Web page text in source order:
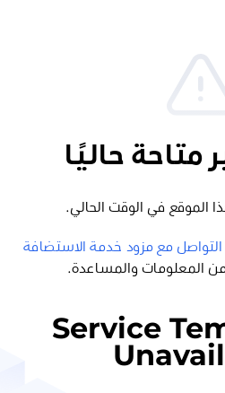
متاحة حاليًا
الموقع في الوقت الحالي.
التواصل مع مزود خدمة الاستضافة
المعلومات والمساعدة.
Service